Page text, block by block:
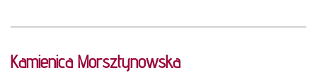
Kamienica Morsztynowska